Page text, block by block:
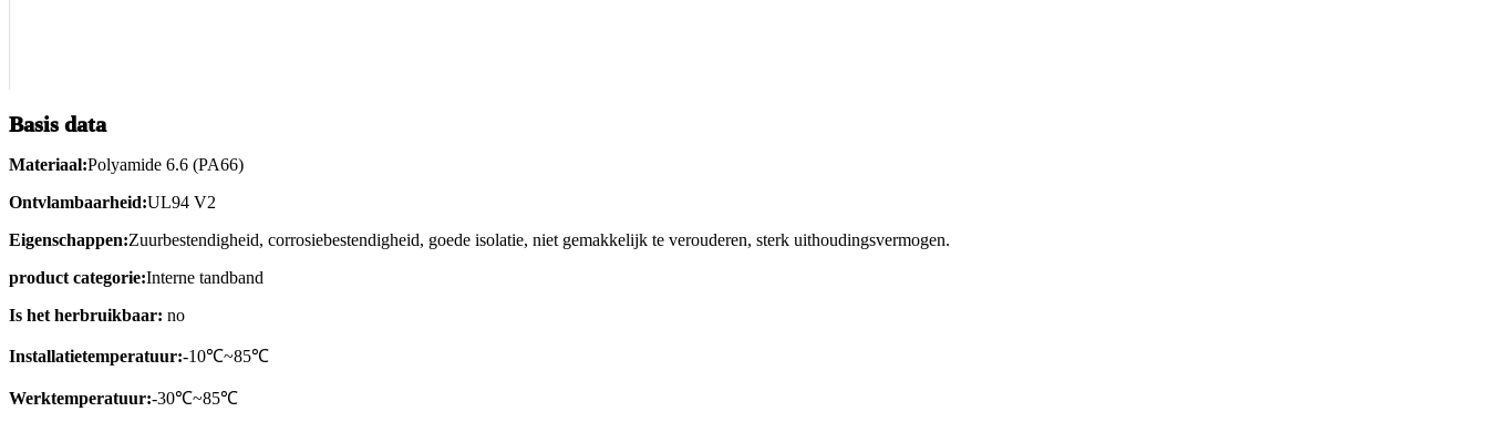
Basis data
Materiaal:Polyamide 6.6 (PA66)
Ontvlambaarheid:UL94 V2
Eigenschappen:Zuurbestendigheid, corrosiebestendigheid, goede isolatie, niet gemakkelijk te verouderen, sterk uithoudingsvermogen.
product categorie:Interne tandband
Is het herbruikbaar: no
Installatietemperatuur:-10℃~85℃
Werktemperatuur:-30℃~85℃